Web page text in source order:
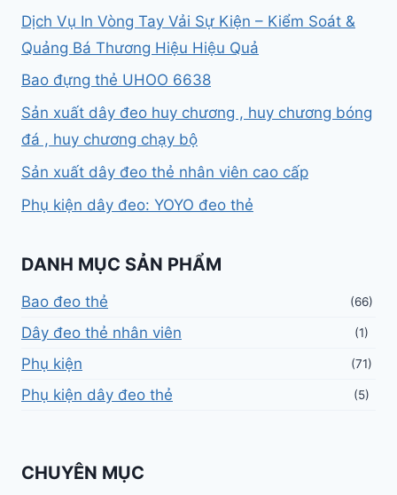
Dịch Vụ In Vòng Tay Vải Sự Kiện – Kiểm Soát &
Quảng Bá Thương Hiệu Hiệu Quả
Bao đựng thẻ UHOO 6638
Sản xuất dây đeo huy chương , huy chương bóng
đá , huy chương chạy bộ
Sản xuất dây đeo thẻ nhân viên cao cấp
Phụ kiện dây đeo: YOYO đeo thẻ
DANH MỤC SẢN PHẨM
Bao đeo thẻ (66)
Dây đeo thẻ nhân viên (1)
Phụ kiện (71)
Phụ kiện dây đeo thẻ (5)
CHUYÊN MỤC